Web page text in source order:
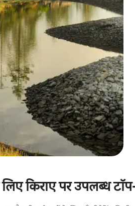
लिए किराए पर उपलब्ध